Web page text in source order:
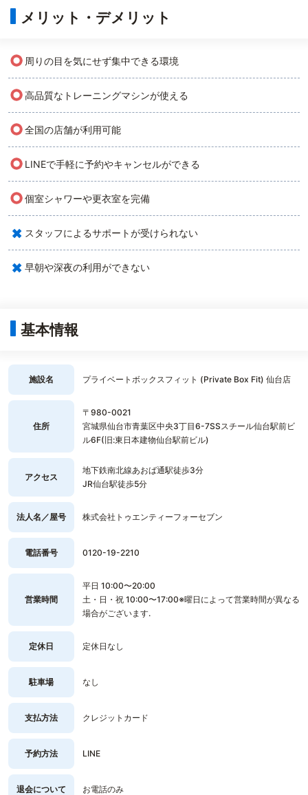
メリット・デメリット
○ 周りの目を気にせず集中できる環境
○高品質なトレーニングマシンが使える
○全国の店舗が利用可能
○ LINEで手軽に予約やキャンセルができる
○個室シャワーや更衣室を完備
× スタッフによるサポートが受けられない
× 早朝や深夜の利用ができない
基本情報
施設名 プライベートボックスフィット (Private Box Fit) 仙台店
住所
〒980-0021
宮城県仙台市青葉区中央3丁目6-7SSスチール仙台駅前ビ
ル6F(旧:東日本建物仙台駅前ビル)
アクセス
地下鉄南北線あおば通駅徒歩3分
JR仙台駅徒歩5分
法人名／屋号 株式会社トゥエンティーフォーセブン
電話番号 0120-19-2210
営業時間
平日 10:00〜20:00
土・日・祝 10:00〜17:00※曜日によって営業時間が異なる
場合がございます.
定休日 定休日なし
駐車場 なし
支払方法 クレジットカード
予約方法 LINE
退会について お電話のみ